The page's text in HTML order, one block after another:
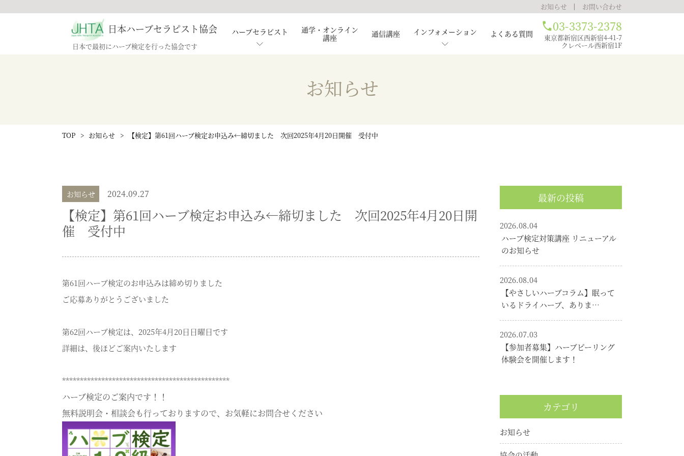
お知らせ お問い合わせ
日本ハーブセラピスト協会
日本で最初にハーブ検定を行った協会です
ハーブセラピスト
通学・オンライン
講座
通信講座 インフォメーション よくある質問 03-3373-2378
東京都新宿区西新宿4-41-7
クレベール西新宿1F
お知らせ
TOP お知らせ 【検定】第61回ハーブ検定お申込み←締切ました 次回2025年4月20日開催 受付中
お知らせ 2024.09.27
【検定】第61回ハーブ検定お申込み←締切ました 次回2025年4月20日開
催 受付中
第61回ハーブ検定のお申込みは締め切りました
ご応募ありがとうございました
第62回ハーブ検定は、2025年4月20日日曜日です
詳細は、後ほどご案内いたします
***********************************************
ハーブ検定のご案内です！！
無料説明会・相談会も行っておりますので、お気軽にお問合せください
最新の投稿
2026.08.04
ハーブ検定対策講座 リニューアル
のお知らせ
2026.08.04
【やさしいハーブコラム】眠って
いるドライハーブ、ありま…
2026.07.03
【参加者募集】ハーブピーリング
体験会を開催します！
カテゴリ
お知らせ